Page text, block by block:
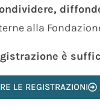
alla
è
LE REGISTRAZIONI